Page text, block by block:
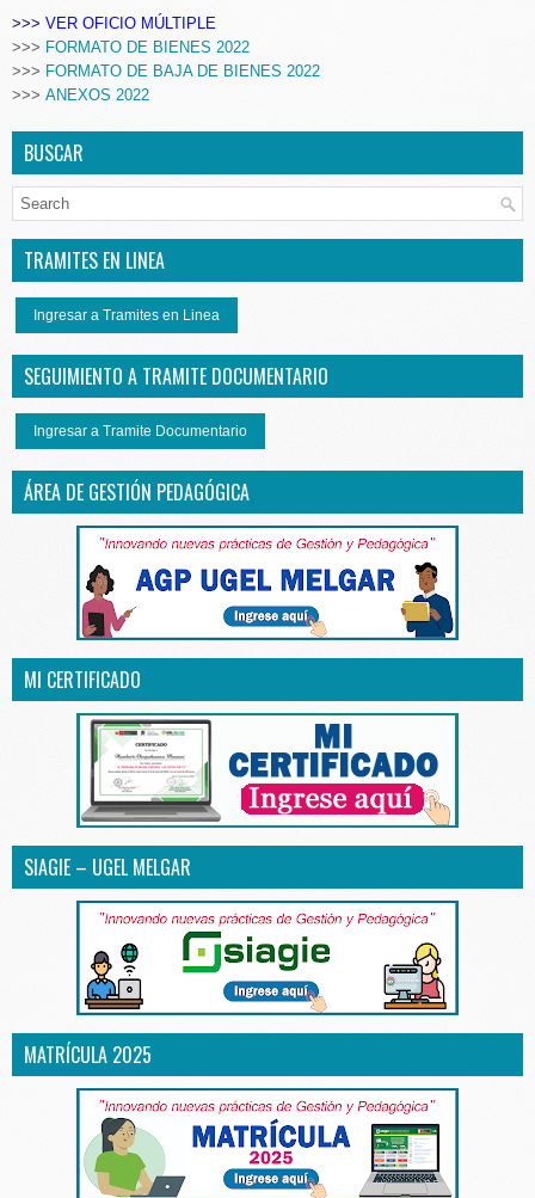
>>> VER OFICIO MÚLTIPLE
>>> FORMATO DE BIENES 2022
>>> FORMATO DE BAJA DE BIENES 2022
>>> ANEXOS 2022
BUSCAR
TRAMITES EN LINEA
Ingresar a Tramites en Linea
SEGUIMIENTO A TRAMITE DOCUMENTARIO
Ingresar a Tramite Documentario
ÁREA DE GESTIÓN PEDAGÓGICA
MI CERTIFICADO
SIAGIE – UGEL MELGAR
MATRÍCULA 2025